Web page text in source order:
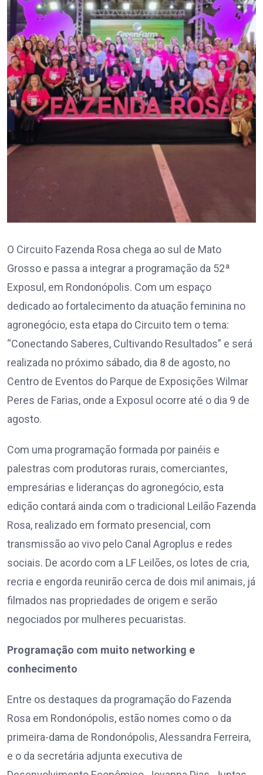
O Circuito Fazenda Rosa chega ao sul de Mato
Grosso e passa a integrar a programação da 52ª
Exposul, em Rondonópolis. Com um espaço
dedicado ao fortalecimento da atuação feminina no
agronegócio, esta etapa do Circuito tem o tema:
“Conectando Saberes, Cultivando Resultados” e será
realizada no próximo sábado, dia 8 de agosto, no
Centro de Eventos do Parque de Exposições Wilmar
Peres de Farias, onde a Exposul ocorre até o dia 9 de
agosto.
Com uma programação formada por painéis e
palestras com produtoras rurais, comerciantes,
empresárias e lideranças do agronegócio, esta
edição contará ainda com o tradicional Leilão Fazenda
Rosa, realizado em formato presencial, com
transmissão ao vivo pelo Canal Agroplus e redes
sociais. De acordo com a LF Leilões, os lotes de cria,
recria e engorda reunirão cerca de dois mil animais, já
filmados nas propriedades de origem e serão
negociados por mulheres pecuaristas.
Programação com muito networking e
conhecimento
Entre os destaques da programação do Fazenda
Rosa em Rondonópolis, estão nomes como o da
primeira-dama de Rondonópolis, Alessandra Ferreira,
e o da secretária adjunta executiva de